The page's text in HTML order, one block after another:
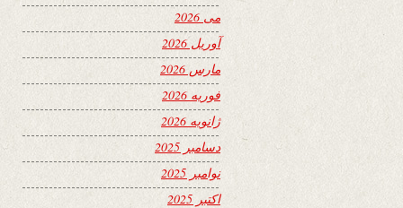
می 2026
آوریل 2026
مارس 2026
فوریه 2026
ژانویه 2026
دسامبر 2025
نوامبر 2025
اکتبر 2025